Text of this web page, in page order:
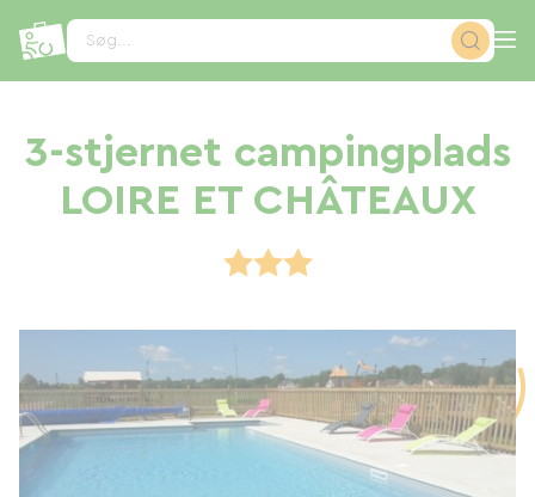
Søg...
3-stjernet campingplads
LOIRE ET CHÂTEAUX
CCookie-styringspanel